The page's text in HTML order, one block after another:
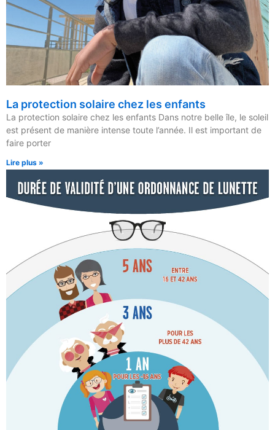
La protection solaire chez les enfants
La protection solaire chez les enfants Dans notre belle île, le soleil
est présent de manière intense toute l’année. Il est important de
faire porter
Lire plus »